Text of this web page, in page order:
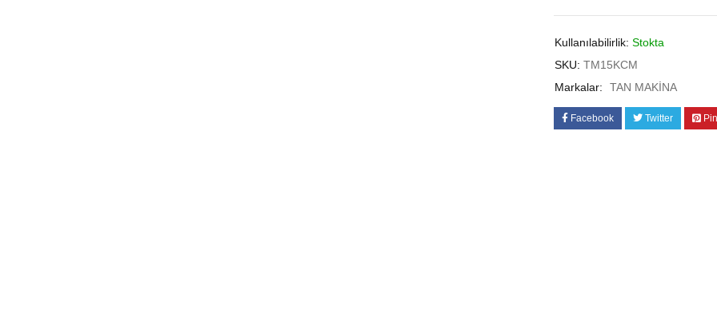
Kullanılabilirlik: Stokta
SKU: TM15KCM
Markalar:
TAN MAKİNA
Facebook Twitter